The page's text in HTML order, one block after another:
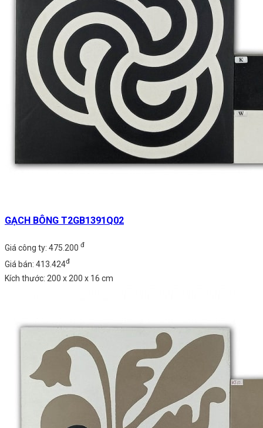
GẠCH BÔNG T2GB1391Q02
Giá công ty: 475.200 đ
Giá bán: 413.424đ
Kích thước: 200 x 200 x 16 cm